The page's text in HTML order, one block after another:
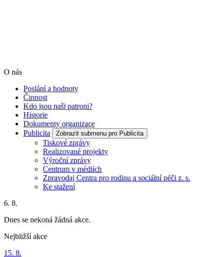
O nás
Poslání a hodnoty
Činnost
Kdo jsou naši patroni?
Historie
Dokumenty organizace
Publicita
Zobrazit submenu pro Publicita
Tiskové zprávy
Realizované projekty
Výroční zprávy
Centrum v médiích
Zpravodaj Centra pro rodinu a sociální péči z. s.
Ke stažení
6. 8.
Dnes se nekoná žádná akce.
Nejbližší akce
15. 8.